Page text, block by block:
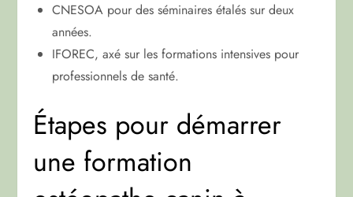
CNESOA pour des séminaires étalés sur deux
années.
IFOREC, axé sur les formations intensives pour
professionnels de santé.
Étapes pour démarrer
une formation